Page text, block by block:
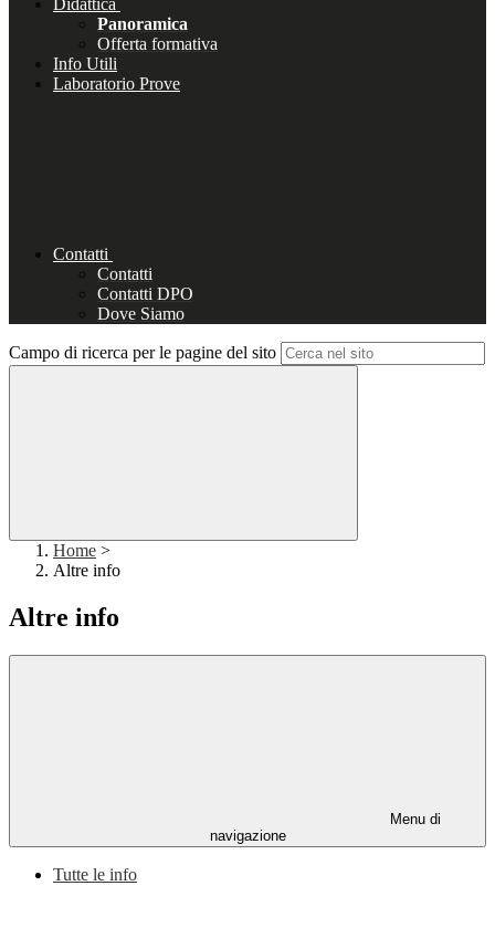
Didattica
Panoramica
Offerta formativa
Info Utili
Laboratorio Prove
Contatti
Contatti
Contatti DPO
Dove Siamo
Campo di ricerca per le pagine del sito
Home >
Altre info
Altre info
Menu di
navigazione
Tutte le info